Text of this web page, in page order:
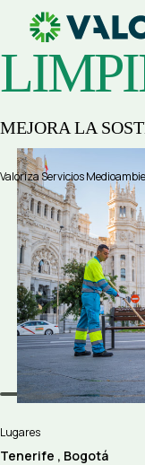
MEJORA LA
Valoriza Servicios
Lugares
Tenerife , Bogotá